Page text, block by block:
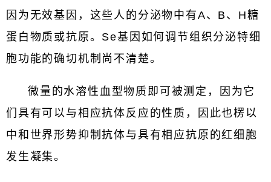
因为无效基因，这些人的分泌物中有A、B、H糖
蛋白物质或抗原。Se基因如何调节组织分泌特细
胞功能的确切机制尚不清楚。
微量的水溶性血型物质即可被测定，因为它
们具有可以与相应抗体反应的性质，因此也楞以
中和世界形势抑制抗体与具有相应抗原的红细胞
发生凝集。